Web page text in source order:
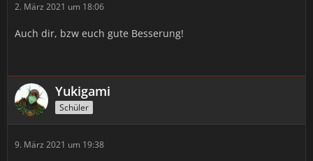
2. März 2021 um 18:06
Auch dir, bzw euch gute Besserung!
Yukigami
Schüler
9. März 2021 um 19:38